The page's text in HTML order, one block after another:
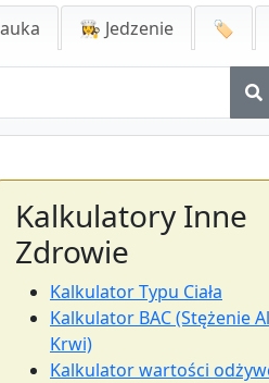
👩‍🍳 Jedzenie 🏷️
Kalkulatory Inne
Zdrowie
Kalkulator Typu Ciała
Kalkulator BAC (Stężenie
Krwi)
Kalkulator wartości